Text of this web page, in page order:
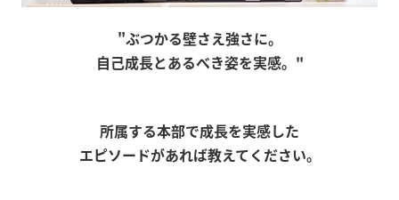
"ぶつかる壁さえ強さに。
自己成長とあるべき姿を実感。"
所属する本部で成長を実感した
エピソードがあれば教えてください。